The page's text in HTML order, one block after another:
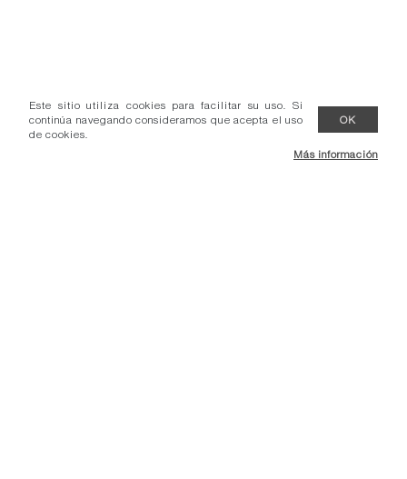
continúa navegando consideramos que acepta el uso
de cookies.